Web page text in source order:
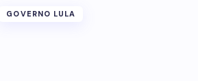
GOVERNO LULA